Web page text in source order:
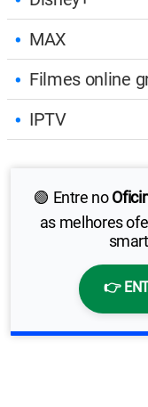
MAX
Filmes online
IPTV
🟢 Entre no
as melhores
👉